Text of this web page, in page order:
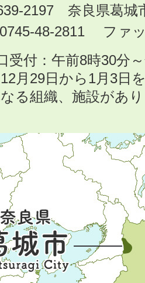
2197 奈良県葛城
48-2811 ファ
受付：午前8時30分
12月29日から1月3日
る組織、施設があ